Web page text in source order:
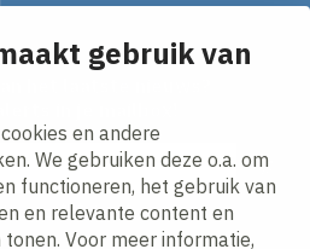
gebruik van
en andere
We gebruiken deze o.a. om
functioneren, het gebruik van
en relevante content en
Voor meer informatie,
het laatste nieuws?
in je mailbox!
statement.